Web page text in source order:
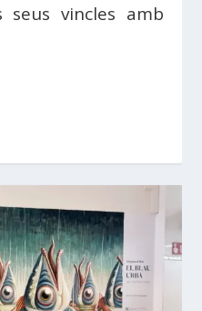
seus vincles amb